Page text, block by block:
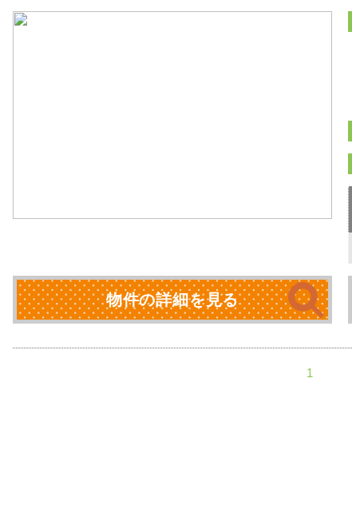
物件の詳細を見る
1